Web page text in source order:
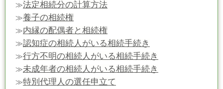
≫法定相続分の計算方法
≫養子の相続権
≫内縁の配偶者と相続権
≫認知症の相続人がいる相続手続き
≫行方不明の相続人がいる相続手続き
≫未成年者の相続人がいる相続手続き
≫特別代理人の選任申立て